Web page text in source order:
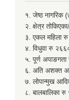
१. जेष्ठ नागरिक
२. क्षेत्र
३. एकल महिला
४. विधुवा रु
५. पूर्ण
६. अति अशक्त
७. लोपान्मुख
८. बालबालिका